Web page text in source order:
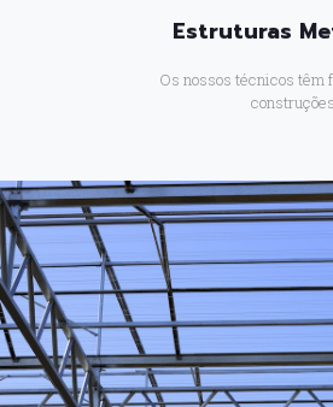
Estruturas
Os nossos técnicos têm